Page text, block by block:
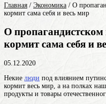
Главная / Экономика / О
кормит сама себя и весь мир
О
кормит сама себя и
05.12.2020
Некие люди под влиянием
кормит весь мир, а на полках
продукты и товары